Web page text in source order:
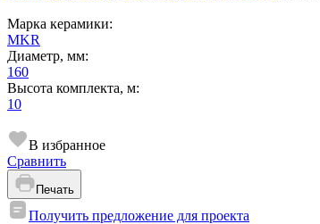
Марка керамики:
MKR
Диаметр, мм:
160
Высота комплекта, м:
10
В избранное
Сравнить
Печать
Получить предложение для проекта